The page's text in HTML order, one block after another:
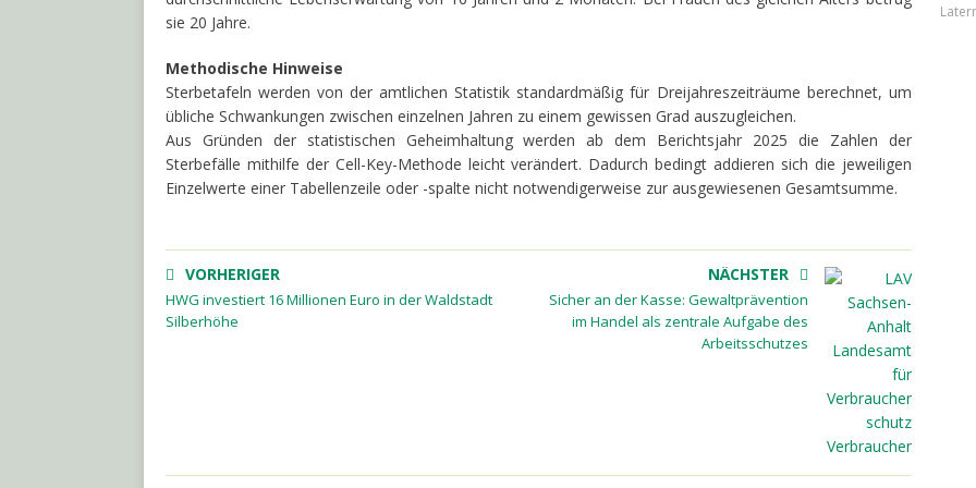
sie 20 Jahre.
Methodische Hinweise
Sterbetafeln werden von der amtlichen Statistik standardmäßig für Dreijahreszeiträume berechnet, um
übliche Schwankungen zwischen einzelnen Jahren zu einem gewissen Grad auszugleichen.
Aus Gründen der statistischen Geheimhaltung werden ab dem Berichtsjahr 2025 die Zahlen der
Sterbefälle mithilfe der Cell-Key-Methode leicht verändert. Dadurch bedingt addieren sich die jeweiligen
Einzelwerte einer Tabellenzeile oder -spalte nicht notwendigerweise zur ausgewiesenen Gesamtsumme.
VORHERIGER
HWG investiert 16 Millionen Euro in der Waldstadt
Silberhöhe
NÄCHSTER
Sicher an der Kasse: Gewaltprävention
im Handel als zentrale Aufgabe des
Arbeitsschutzes